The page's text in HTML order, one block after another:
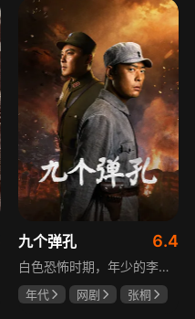
九个弹孔 6.4
白色恐怖时期，年少的李智信家破人亡后投身革命武装，因作战有勇有谋获“小狼崽子”绰号。他长期率部孤悬敌后，与日寇、反动派对决，多次负伤仍不改初心。凭借坚韧意志，他从游击队员成长为新四军干部、解放军司令员，身上的九个弹孔是他践行革命誓言、见证成长的勋章。
年代 网剧
张桐